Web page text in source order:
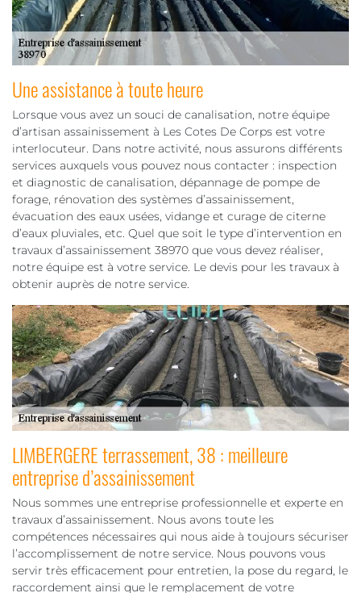
Une assistance à toute heure
Lorsque vous avez un souci de canalisation, notre équipe
d’artisan assainissement à Les Cotes De Corps est votre
interlocuteur. Dans notre activité, nous assurons différents
services auxquels vous pouvez nous contacter : inspection
et diagnostic de canalisation, dépannage de pompe de
forage, rénovation des systèmes d’assainissement,
évacuation des eaux usées, vidange et curage de citerne
d’eaux pluviales, etc. Quel que soit le type d’intervention en
travaux d’assainissement 38970 que vous devez réaliser,
notre équipe est à votre service. Le devis pour les travaux à
obtenir auprès de notre service.
LIMBERGERE terrassement, 38 : meilleure
entreprise d’assainissement
Nous sommes une entreprise professionnelle et experte en
travaux d’assainissement. Nous avons toute les
compétences nécessaires qui nous aide à toujours sécuriser
l’accomplissement de notre service. Nous pouvons vous
servir très efficacement pour entretien, la pose du regard, le
raccordement ainsi que le remplacement de votre